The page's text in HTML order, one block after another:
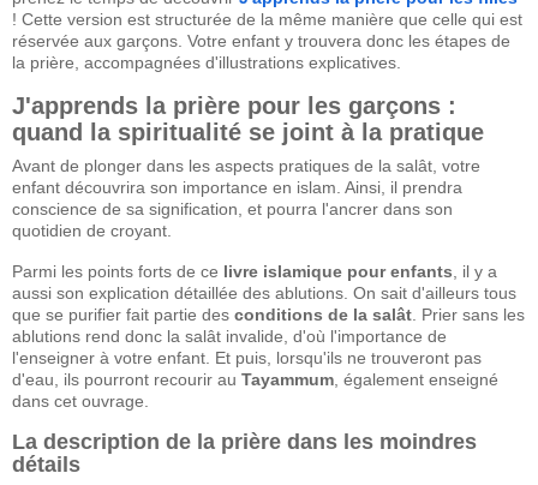
! Cette version est structurée de la même manière que celle qui est
réservée aux garçons. Votre enfant y trouvera donc les étapes de
la prière, accompagnées d'illustrations explicatives.
J'apprends la prière pour les garçons :
quand la spiritualité se joint à la pratique
Avant de plonger dans les aspects pratiques de la salât, votre
enfant découvrira son importance en islam. Ainsi, il prendra
conscience de sa signification, et pourra l'ancrer dans son
quotidien de croyant.
Parmi les points forts de ce livre islamique pour enfants , il y a
aussi son explication détaillée des ablutions. On sait d'ailleurs tous
que se purifier fait partie des conditions de la salât . Prier sans les
ablutions rend donc la salât invalide, d'où l'importance de
l'enseigner à votre enfant. Et puis, lorsqu'ils ne trouveront pas
d'eau, ils pourront recourir au Tayammum , également enseigné
dans cet ouvrage.
La description de la prière dans les moindres
détails